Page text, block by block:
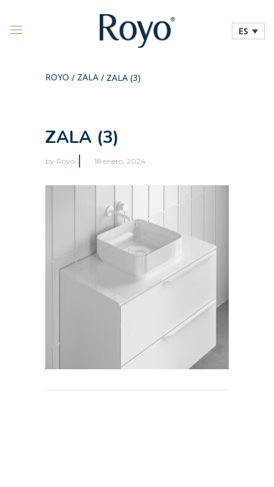
ES
ROYO / ZALA / ZALA (3)
ZALA (3)
by Royo 18 enero, 2024